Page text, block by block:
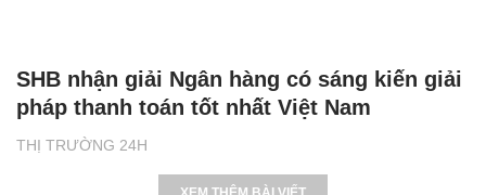
THỊ TRƯỜNG 24H
SHB nhận giải Ngân hàng có sáng kiến giải
pháp thanh toán tốt nhất Việt Nam